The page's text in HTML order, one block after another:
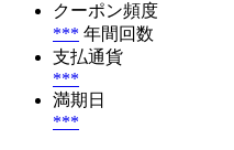
クーポン頻度
*** 年間回数
支払通貨
***
満期日
***